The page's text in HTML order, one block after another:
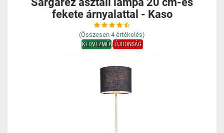
fekete árnyalattal - Kaso
(Összesen 4 értékelés)
KEDVEZMÉNYÚJDONSÁG